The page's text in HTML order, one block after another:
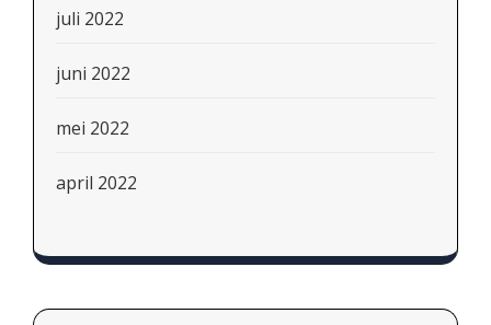
juli 2022
juni 2022
mei 2022
april 2022